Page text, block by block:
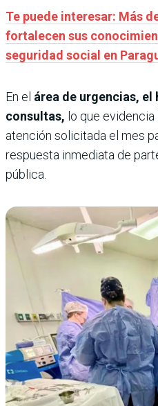
Te puede interesar: Más
fortalecen sus
seguridad social en
En el área de urgencias,
consultas, lo que evidencia
atención solicitada el mes
respuesta inmediata de
pública.